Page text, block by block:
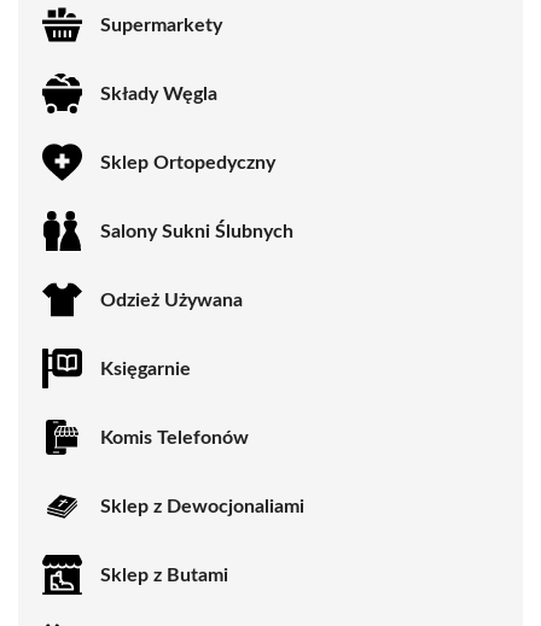
Supermarkety
Składy Węgla
Sklep Ortopedyczny
Salony Sukni Ślubnych
Odzież Używana
Księgarnie
Komis Telefonów
Sklep z Dewocjonaliami
Sklep z Butami